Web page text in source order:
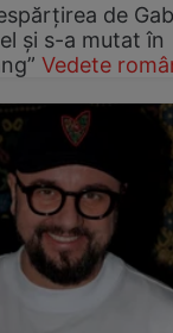
de
și s-a mutat în
Vedete